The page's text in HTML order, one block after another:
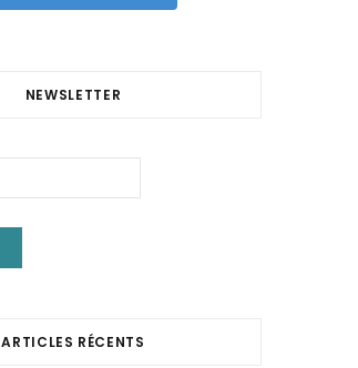
NEWSLETTER
ARTICLES RÉCENTS